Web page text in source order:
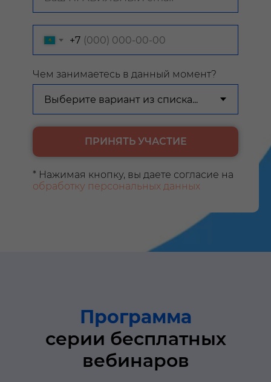
+7
Чем занимаетесь в данный момент?
ПРИНЯТЬ УЧАСТИЕ
* Нажимая кнопку, вы даете согласие на
обработку персональных данных
Программа
серии бесплатных
вебинаров